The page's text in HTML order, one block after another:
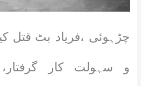
چڑہوئی ،فریاد بٹ قتل
و سہولت کار